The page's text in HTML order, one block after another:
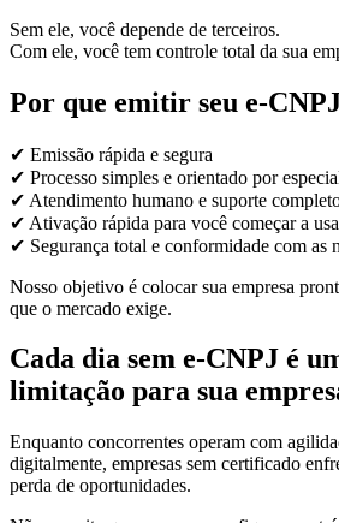
Sem ele, você depende de terceiros.
Com ele, você tem controle total da sua
Por que emitir seu e-
✔ Emissão rápida e segura
✔ Processo simples e orientado por
✔ Atendimento humano e suporte
✔ Ativação rápida para você começar a
✔ Segurança total e conformidade com as
Nosso objetivo é colocar sua empresa
que o mercado exige.
Cada dia sem e-CNPJ é
limitação para sua
Enquanto concorrentes operam com
digitalmente, empresas sem certificado
perda de oportunidades.